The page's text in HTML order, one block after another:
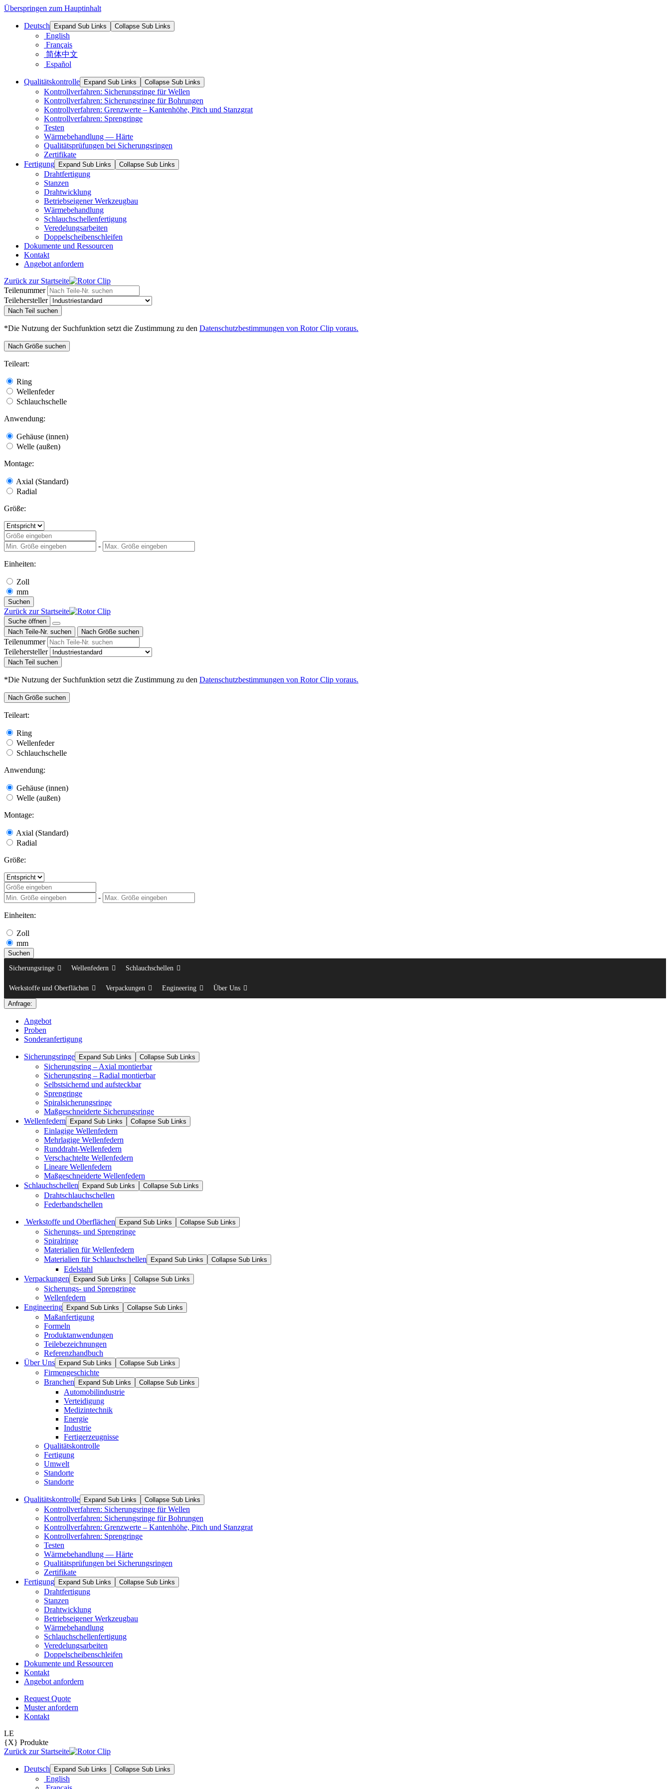
Überspringen zum Hauptinhalt
Deutsch Expand Sub Links Collapse Sub Links
English
Français
简体中文
Español
Qualitätskontrolle Expand Sub Links Collapse Sub Links
Kontrollverfahren: Sicherungsringe für Wellen
Kontrollverfahren: Sicherungsringe für Bohrungen
Kontrollverfahren: Grenzwerte – Kantenhöhe, Pitch und Stanzgrat
Kontrollverfahren: Sprengringe
Testen
Wärmebehandlung — Härte
Qualitätsprüfungen bei Sicherungsringen
Zertifikate
Fertigung
Expand Sub Links Collapse Sub Links
Drahtfertigung
Stanzen
Drahtwicklung
Betriebseigener Werkzeugbau
Wärmebehandlung
Schlauchschellenfertigung
Veredelungsarbeiten
Doppelscheibenschleifen
Dokumente und Ressourcen
Kontakt
Angebot anfordern
Zurück zur Startseite
Teilenummer
Teilehersteller
Nach Teil suchen
*Die Nutzung der Suchfunktion setzt die Zustimmung zu den Datenschutzbestimmungen von Rotor Clip voraus.
Nach Größe suchen
Teileart:
Ring
Wellenfeder
Schlauchschelle
Anwendung:
Gehäuse (innen)
Welle (außen)
Montage:
Axial (Standard)
Radial
Größe:
-
Einheiten:
Zoll
mm
Suchen
Zurück zur Startseite
Suche öffnen
Nach Teile-Nr. suchen
Nach Größe suchen
Teilenummer
Teilehersteller
Nach Teil suchen
*Die Nutzung der Suchfunktion setzt die Zustimmung zu den Datenschutzbestimmungen von Rotor Clip voraus.
Nach Größe suchen
Teileart:
Ring
Wellenfeder
Schlauchschelle
Anwendung:
Gehäuse (innen)
Welle (außen)
Montage:
Axial (Standard)
Radial
Größe:
-
Einheiten:
Zoll
mm
Suchen
Sicherungsringe
Wellenfedern Schlauchschellen
Werkstoffe und Oberflächen Verpackungen Engineering Über Uns
Anfrage:
Angebot
Proben
Sonderanfertigung
Sicherungsringe Expand Sub Links Collapse Sub Links
Sicherungsring – Axial montierbar
Sicherungsring – Radial montierbar
Selbstsichernd und aufsteckbar
Sprengringe
Spiralsicherungsringe
Maßgeschneiderte Sicherungsringe
Wellenfedern
Expand Sub Links Collapse Sub Links
Einlagige Wellenfedern
Mehrlagige Wellenfedern
Runddraht-Wellenfedern
Verschachtelte Wellenfedern
Lineare Wellenfedern
Maßgeschneiderte Wellenfedern
Schlauchschellen
Expand Sub Links Collapse Sub Links
Drahtschlauchschellen
Federbandschellen
Werkstoffe und Oberflächen Expand Sub Links Collapse Sub Links
Sicherungs- und Sprengringe
Spiralringe
Materialien für Wellenfedern
Materialien für Schlauchschellen
Expand Sub Links Collapse Sub Links
Edelstahl
Verpackungen
Expand Sub Links Collapse Sub Links
Sicherungs- und Sprengringe
Wellenfedern
Engineering
Expand Sub Links Collapse Sub Links
Maßanfertigung
Formeln
Produktanwendungen
Teilebezeichnungen
Referenzhandbuch
Über Uns
Expand Sub Links Collapse Sub Links
Firmengeschichte
Branchen
Expand Sub Links Collapse Sub Links
Automobilindustrie
Verteidigung
Medizintechnik
Energie
Industrie
Fertigerzeugnisse
Qualitätskontrolle
Fertigung
Umwelt
Standorte
Standorte
Qualitätskontrolle Expand Sub Links Collapse Sub Links
Kontrollverfahren: Sicherungsringe für Wellen
Kontrollverfahren: Sicherungsringe für Bohrungen
Kontrollverfahren: Grenzwerte – Kantenhöhe, Pitch und Stanzgrat
Kontrollverfahren: Sprengringe
Testen
Wärmebehandlung — Härte
Qualitätsprüfungen bei Sicherungsringen
Zertifikate
Fertigung
Expand Sub Links Collapse Sub Links
Drahtfertigung
Stanzen
Drahtwicklung
Betriebseigener Werkzeugbau
Wärmebehandlung
Schlauchschellenfertigung
Veredelungsarbeiten
Doppelscheibenschleifen
Dokumente und Ressourcen
Kontakt
Angebot anfordern
Request Quote
Muster anfordern
Kontakt
LE
{X} Produkte
Zurück zur Startseite
Deutsch Expand Sub Links Collapse Sub Links
English